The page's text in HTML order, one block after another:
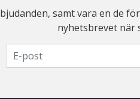
samt vara en
nyhetsbrevet när